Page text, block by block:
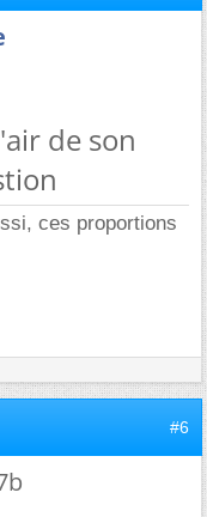
de son
ces proportions
#6